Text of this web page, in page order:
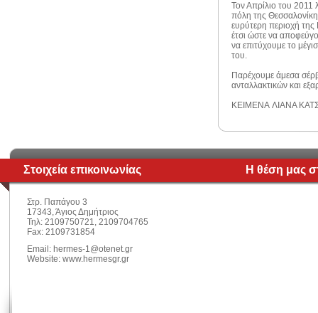
Τον Απρίλιο του 2011
πόλη της
ευρύτερη περιοχή
έτσι ώστε να
να επιτύχουμε το
του.
Παρέχουμε άμεσα
ανταλλακτικών και
ΚΕΙΜΕΝΑ ΛΙΑΝΑ
Στοιχεία επικοινωνίας
Στρ. Παπάγου 3
17343, Άγιος Δημήτριος
Τηλ: 2109750721, 2109704765
Fax: 2109731854
Email: hermes-1@otenet.gr
Website: www.hermesgr.gr
Η θέση μας